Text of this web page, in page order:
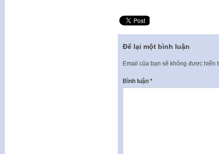
Để lại một bình luận
Email của bạn sẽ không được hiển
Bình luận *